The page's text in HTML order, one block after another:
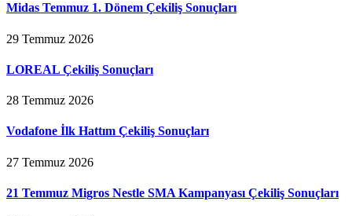
Midas Temmuz 1. Dönem Çekiliş Sonuçları
29 Temmuz 2026
LOREAL Çekiliş Sonuçları
28 Temmuz 2026
Vodafone İlk Hattım Çekiliş Sonuçları
27 Temmuz 2026
21 Temmuz Migros Nestle SMA Kampanyası Çekiliş Sonuçları